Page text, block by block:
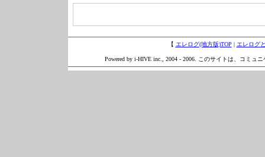
【 エレログ(地方版)TOP | エレログ
Powered by i-HIVE inc., 2004 - 2006. このサイトは、コミュ